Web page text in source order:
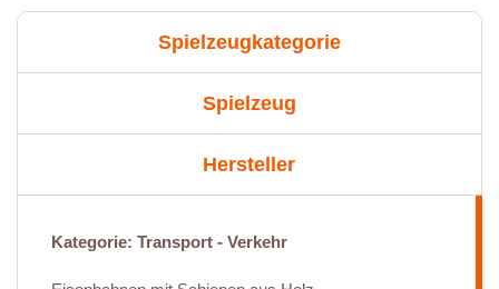
Spielzeugkategorie
Spielzeug
Hersteller
Kategorie: Transport - Verkehr